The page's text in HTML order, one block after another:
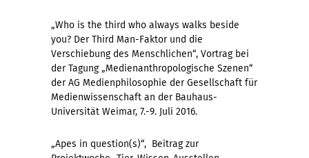
„Who is the third who always walks beside
you? Der Third Man-Faktor und die
Verschiebung des Menschlichen“, Vortrag bei
der Tagung „Medienanthropologische Szenen“
der AG Medienphilosophie der Gesellschaft für
Medienwissenschaft an der Bauhaus-
Universität Weimar, 7.-9. Juli 2016.
„Apes in question(s)“, Beitrag zur